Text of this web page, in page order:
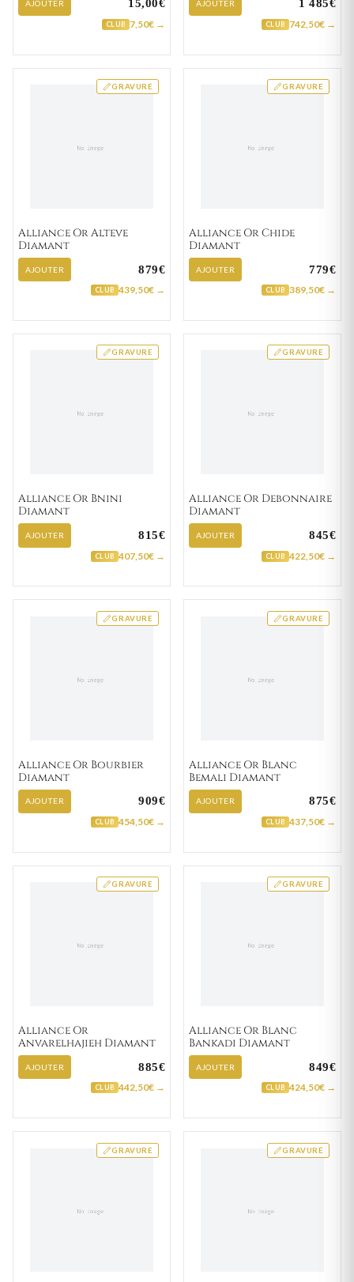
AJOUTER 15,00€
CLUB 7,50€ →
AJOUTER 1 485€
CLUB 742,50€ →
GRAVURE
Alliance Or Alteve
Diamant
AJOUTER 879€
CLUB 439,50€ →
GRAVURE
Alliance Or Chide
Diamant
AJOUTER 779€
CLUB 389,50€ →
GRAVURE
Alliance Or Bnini
Diamant
AJOUTER 815€
CLUB 407,50€ →
GRAVURE
Alliance Or Debonnaire
Diamant
AJOUTER 845€
CLUB 422,50€ →
GRAVURE
Alliance Or Bourbier
Diamant
AJOUTER 909€
CLUB 454,50€ →
GRAVURE
Alliance Or Blanc
Bemali Diamant
AJOUTER 875€
CLUB 437,50€ →
GRAVURE
Alliance Or
Anvarelhajieh Diamant
AJOUTER 885€
CLUB 442,50€ →
GRAVURE
Alliance Or Blanc
Bankadi Diamant
AJOUTER 849€
CLUB 424,50€ →
GRAVURE GRAVURE